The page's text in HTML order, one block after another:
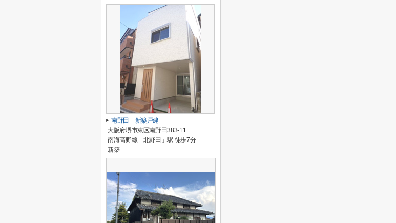
南野田 新築戸建
大阪府堺市東区南野田383-11
南海高野線「北野田」駅 徒歩7分
新築